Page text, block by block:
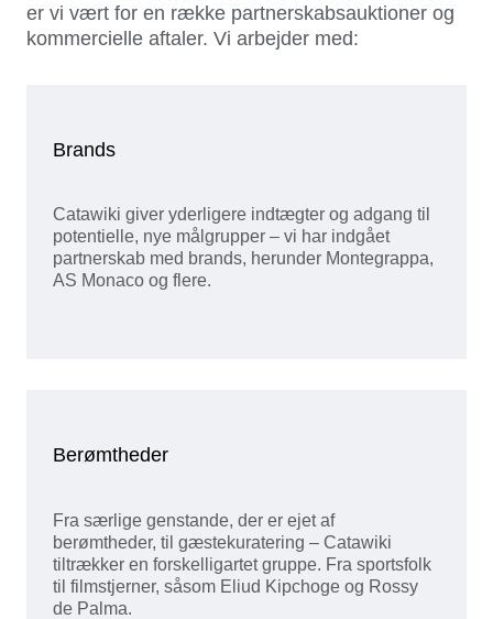
er vi vært for en række partnerskabsauktioner og
kommercielle aftaler. Vi arbejder med:
Brands
Catawiki giver yderligere indtægter og adgang til
potentielle, nye målgrupper – vi har indgået
partnerskab med brands, herunder Montegrappa,
AS Monaco og flere.
Berømtheder
Fra særlige genstande, der er ejet af
berømtheder, til gæstekuratering – Catawiki
tiltrækker en forskelligartet gruppe. Fra sportsfolk
til filmstjerner, såsom Eliud Kipchoge og Rossy
de Palma.